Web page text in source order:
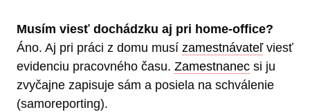
Musím viesť dochádzku aj pri home-office?
Áno. Aj pri práci z domu musí zamestnávateľviesť
evidenciu pracovného času. Zamestnanec si ju
zvyčajne zapisuje sám a posiela na schválenie
(samoreporting).